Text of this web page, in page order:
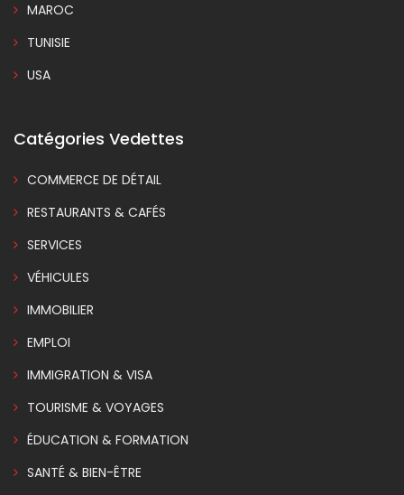
MAROC
TUNISIE
USA
Catégories Vedettes
COMMERCE DE DÉTAIL
RESTAURANTS & CAFÉS
SERVICES
VÉHICULES
IMMOBILIER
EMPLOI
IMMIGRATION & VISA
TOURISME & VOYAGES
ÉDUCATION & FORMATION
SANTÉ & BIEN-ÊTRE